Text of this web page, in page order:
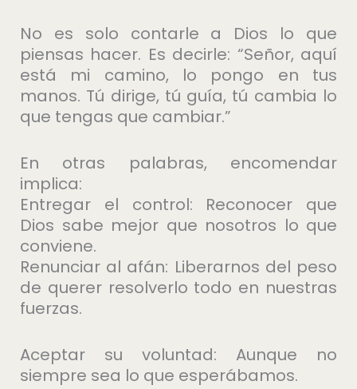
No es solo contarle a Dios lo que
piensas hacer. Es decirle: “Señor, aquí
está mi camino, lo pongo en tus
manos. Tú dirige, tú guía, tú cambia lo
que tengas que cambiar.”
En otras palabras, encomendar
implica:
Entregar el control: Reconocer que
Dios sabe mejor que nosotros lo que
conviene.
Renunciar al afán: Liberarnos del peso
de querer resolverlo todo en nuestras
fuerzas.
Aceptar su voluntad: Aunque no
siempre sea lo que esperábamos.